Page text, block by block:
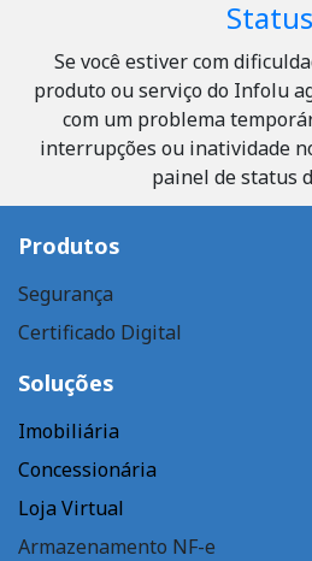
Status
Se você estiver com
produto ou serviço do Infolu
com um problema
interrupções ou inatividade
painel de status
Produtos
Segurança
Certificado Digital
Soluções
Imobiliária
Concessionária
Loja Virtual
Armazenamento NF-e